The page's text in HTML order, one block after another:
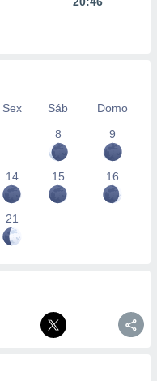
Sex Sáb
Domo
8
9
14 15 16
21